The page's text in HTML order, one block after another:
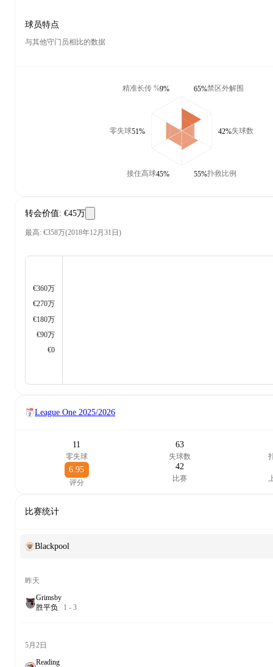
球员特点
与其他守门员相比的数据
精准长传 %9%
零失球51%
接住高球45%
禁区外解围
65%
失球数
42%
扑救比例
55%
转会价值: €45万
最高: €358万(2018年12月31日 )
€360万
€270万
€180万
€90万
€0
League One 2025/2026
11
零失球
63
失球数
6.95
评分
42
比赛
比赛统计
Blackpool
昨天
Grimsby
胜平负 1 - 3
5月2日
Reading